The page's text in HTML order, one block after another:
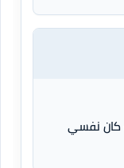
كان نفسي